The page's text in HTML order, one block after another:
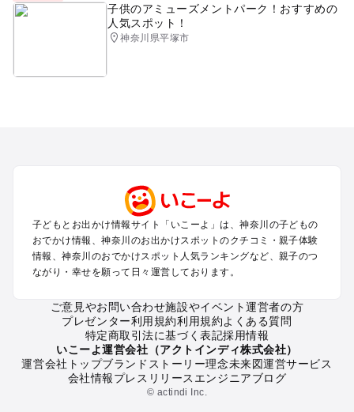
※ 一部春/夏/冬休み期間中は【ハイシーズン料金】を設定
させていただきます。詳細は公式ホームページをご確認く
子供のアミューズメントパーク！おすすめの
人気スポット！
神奈川県平塚市
子どもとお出かけ情報サイト「いこーよ」は、神奈川の子どもの
おでかけ情報、神奈川のお出かけスポットのクチコミ・親子体験
情報、神奈川のおでかけスポット人気ランキングなど、親子のつ
ながり・幸せを願って日々運営しております。
ご意見やお問い合わせ施設やイベント運営者の方
プレゼンター利用規約利用規約よくある質問
特定商取引法に基づく表記採用情報
いこーよ運営会社（アクトインディ株式会社）
運営会社トップブランドストーリー理念未来図運営サービス
会社情報プレスリリース エンジニアブログ
© actindi Inc.